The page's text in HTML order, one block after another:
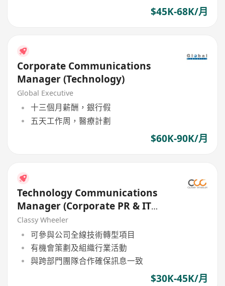
$45K-68K/月
Corporate Communications
Manager (Technology)
Global Executive
十三個月薪酬，銀行假
五天工作周，醫療計劃
$60K-90K/月
Technology Communications
Manager (Corporate PR & IT
Solutions) (Bank)
Classy Wheeler
可參與公司全線技術轉型項目
有機會策劃及組織行業活動
與跨部門團隊合作確保訊息一致
$30K-45K/月